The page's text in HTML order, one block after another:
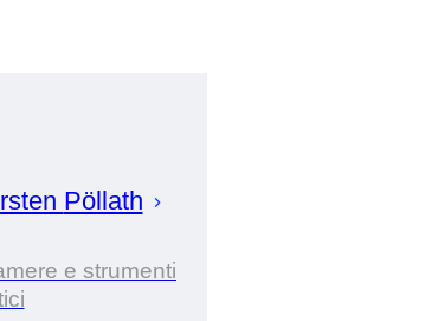
Pöllath
e strumenti